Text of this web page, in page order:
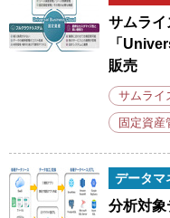
サムライ
「
販売
サムライ
固定資産
データマ
分析対象